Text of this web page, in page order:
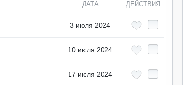
ДАТА ДЕЙСТВИЯ
3 июля 2024
10 июля 2024
17 июля 2024